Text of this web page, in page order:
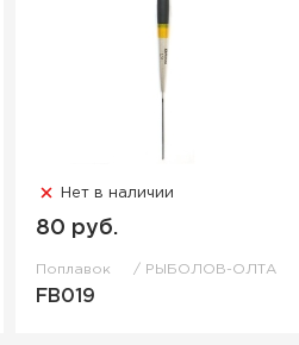
Нет в наличии
80 руб.
Поплавок РЫБОЛОВ-ОЛТА
FB019